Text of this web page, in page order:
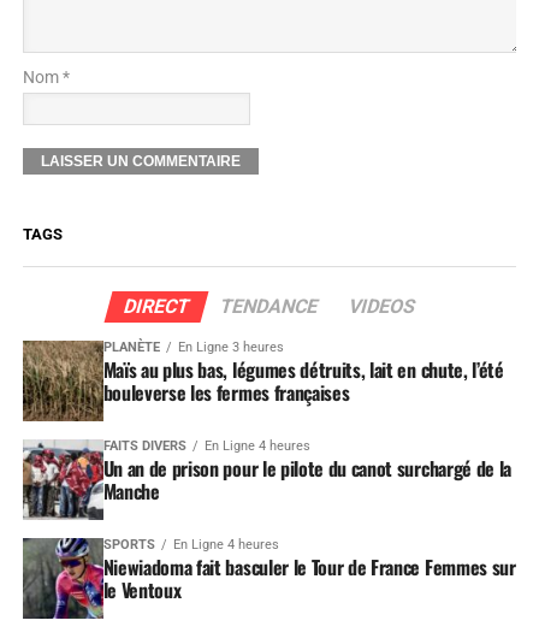
Nom *
TAGS
DIRECT TENDANCE VIDEOS
PLANÈTE En Ligne 3 heures
Maïs au plus bas, légumes détruits, lait en chute, l’été
bouleverse les fermes françaises
FAITS DIVERS En Ligne 4 heures
Un an de prison pour le pilote du canot surchargé de la
Manche
SPORTS En Ligne 4 heures
Niewiadoma fait basculer le Tour de France Femmes sur
le Ventoux